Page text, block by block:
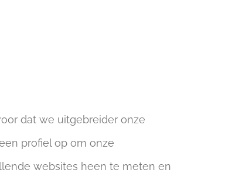
dat we uitgebreider onze
profiel op om onze
websites heen te meten en